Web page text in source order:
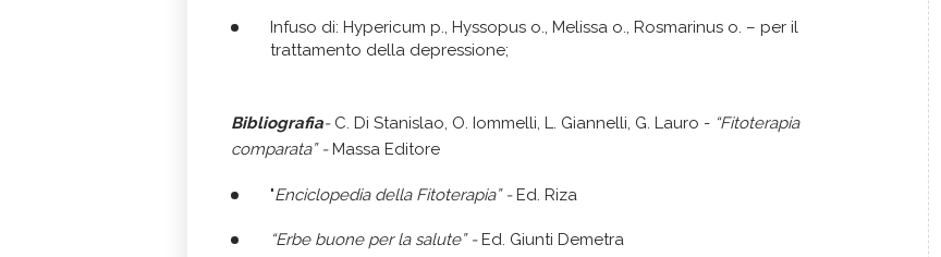
Infuso di: Hypericum p., Hyssopus o., Melissa o., Rosmarinus o. – per il
trattamento della depressione;
Bibliografia- C. Di Stanislao, O. Iommelli, L. Giannelli, G. Lauro - “Fitoterapia
comparata” -Massa Editore
"Enciclopedia della Fitoterapia” -Ed. Riza
“Erbe buone per la salute” -Ed. Giunti Demetra